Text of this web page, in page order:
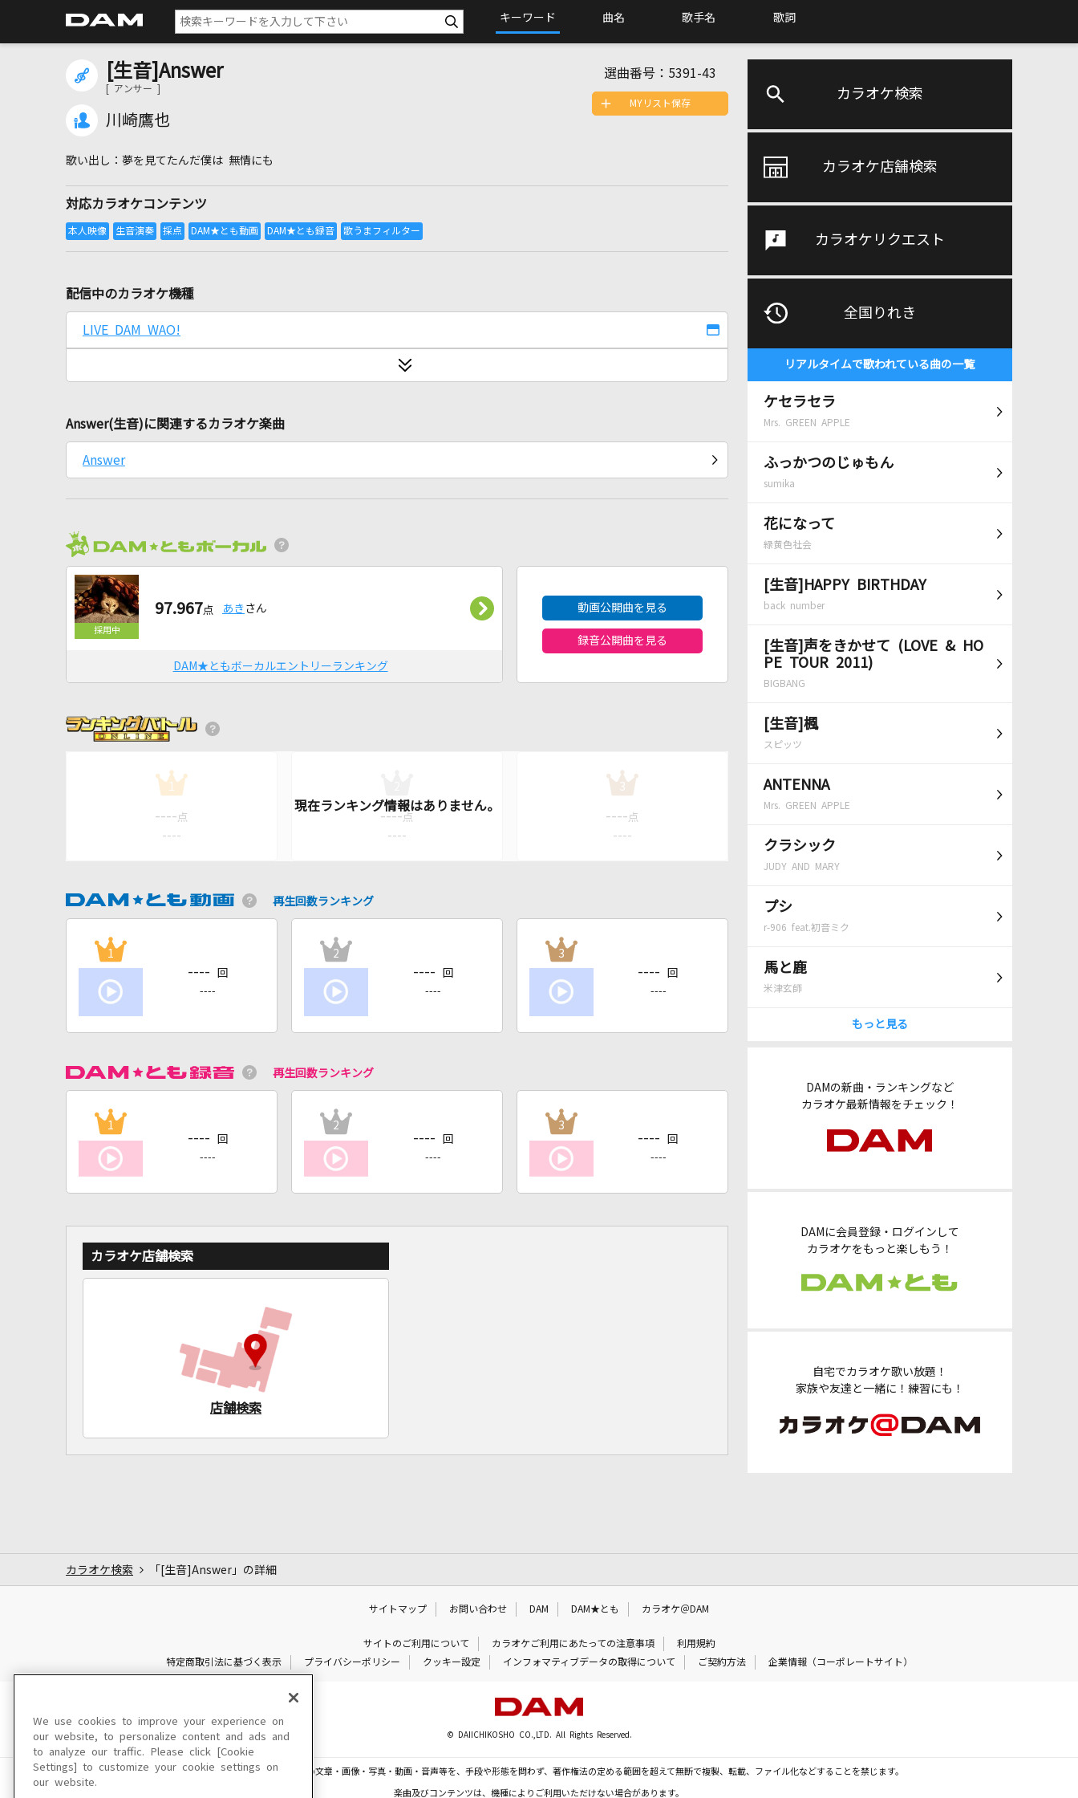
キーワード 曲名 歌手名 歌詞
カラオケ検索
カラオケ店舗検索
カラオケリクエスト
全国りれき
リアルタイムで歌われている曲の一覧
ケセラセラ
Mrs. GREEN APPLE
ふっかつのじゅもん
sumika
花になって
緑黄色社会
[生音]HAPPY BIRTHDAY
back number
[生音]声をきかせて (LOVE & HO
PE TOUR 2011)
BIGBANG
[生音]楓
スピッツ
ANTENNA
Mrs. GREEN APPLE
クラシック
JUDY AND MARY
プシ
r-906 feat.初音ミク
馬と鹿
米津玄師
もっと見る
DAMの新曲・ランキングなど
カラオケ最新情報をチェック！
DAMに会員登録・ログインして
カラオケをもっと楽しもう！
自宅でカラオケ歌い放題！
家族や友達と一緒に！練習にも！
[生音]Answer
[ アンサー ]
川崎鷹也
選曲番号： 5391-43
夢を見てたんだ僕は 無情にも
対応カラオケコンテンツ
MYリスト保存
配信中のカラオケ機種
LIVE DAM WAO!
Answer(生音)に関連するカラオケ楽曲
Answer
97.967点 あき さん
DAM★ともボーカルエントリーランキング
動画公開曲を見る
録音公開曲を見る
1
---- 点
----
---- 点
----
3
---- 点
----
再生回数ランキング
1
---- 回
----
2
---- 回
----
3
---- 回
----
再生回数ランキング
1
---- 回
----
2
---- 回
----
3
---- 回
----
カラオケ店舗検索
店舗検索
カラオケ検索 「[生音]Answer」の詳細
サイトマップ お問い合わせ DAM DAM★とも カラオケ＠DAM
サイトのご利用について カラオケご利用にあたっての注意事項
利用規約
特定商取引法に基づく表示
プライバシーポリシー クッキー設定 インフォマティブデータの取得について ご契約方法 企業情報（コーポレートサイト）
© DAIICHIKOSHO CO.,LTD. All Rights Reserved.
このサイトに掲載されている一切の文章・画像・写真・動画・音声等を、手段や形態を問わず、著作権法の定める範囲を超えて無断で複製、転載、ファイル化などすることを禁じます。
楽曲及びコンテンツは、機種によりご利用いただけない場合があります。
We use cookies to improve your experience on
our website, to personalize content and ads and
to analyze our traffic. Please click [Cookie
Settings] to customize your cookie settings on
our website.